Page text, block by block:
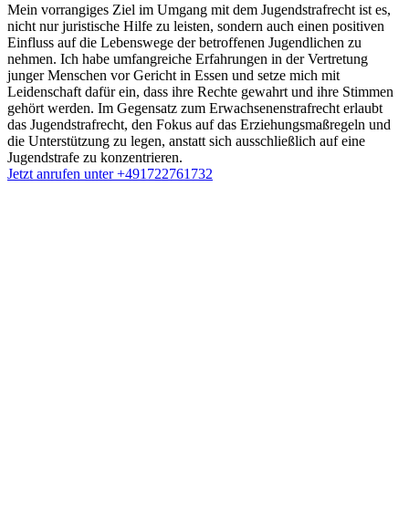
Mein vorrangiges Ziel im Umgang mit dem Jugendstrafrecht ist es,
nicht nur juristische Hilfe zu leisten, sondern auch einen positiven
Einfluss auf die Lebenswege der betroffenen Jugendlichen zu
nehmen. Ich habe umfangreiche Erfahrungen in der Vertretung
junger Menschen vor Gericht in Essen und setze mich mit
Leidenschaft dafür ein, dass ihre Rechte gewahrt und ihre Stimmen
gehört werden. Im Gegensatz zum Erwachsenenstrafrecht erlaubt
das Jugendstrafrecht, den Fokus auf das Erziehungsmaßregeln und
die Unterstützung zu legen, anstatt sich ausschließlich auf eine
Jugendstrafe zu konzentrieren.
Jetzt anrufen unter +491722761732